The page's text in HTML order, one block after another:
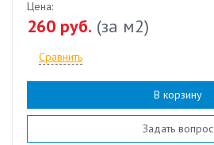
Цена:
260 руб. (за м2)
Сравнить
В корзину
Задать вопрос